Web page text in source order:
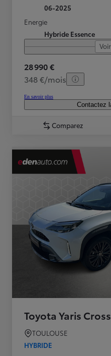
06-2025
Energie
Hybride Essence
28 990 €
348 €/mois
En savoir plus
Contactez
Comparez
Toyota Yaris Cross
TOULOUSE
HYBRIDE